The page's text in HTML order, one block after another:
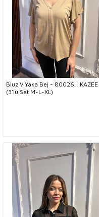
Bluz V Yaka Bej - 80026 | KAZEE
(3'lü Set M-L-XL)